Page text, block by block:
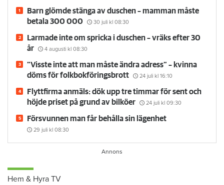
Barn glömde stänga av duschen – mamman måste
betala 300 000
30 juli kl 08:30
Larmade inte om spricka i duschen – vräks efter 30
år
4 augusti kl 08:30
”Visste inte att man måste ändra adress” – kvinna
döms för folkbokföringsbrott
24 juli kl 16:10
Flyttfirma anmäls: dök upp tre timmar för sent och
höjde priset på grund av bilköer
24 juli kl 09:30
Försvunnen man får behålla sin lägenhet
29 juli kl 08:30
Hem & Hyra TV